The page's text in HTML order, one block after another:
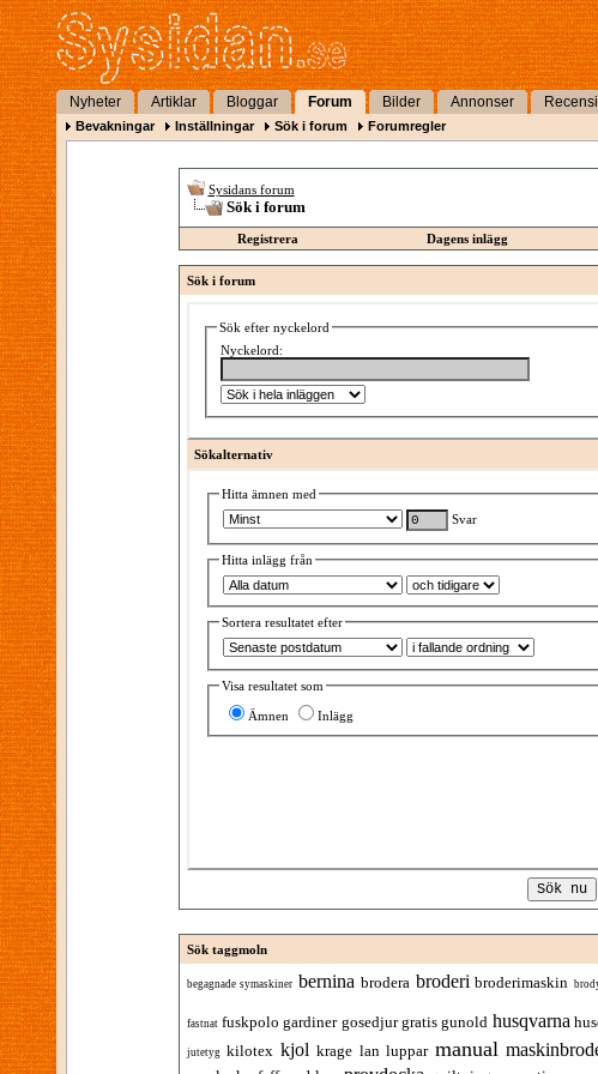
Nyheter Artiklar Bloggar Forum Bilder Annonser
Bevakningar Inställningar Sök i forum Forumregler
Sysidans forum
Sök i forum
Registrera
Dagens inlägg
Sök i forum
Sök efter nyckelord
Nyckelord:
Sökalternativ
Hitta ämnen med
Svar
Hitta inlägg från
Sortera resultatet efter
Visa resultatet som
Ämnen Inlägg
Sök taggmoln
begagnade symaskiner bernina brodera broderi broderimaskin
fastnat fuskpolo gardiner gosedjur gratis gunold husqvarna
jutetyg kilotex kjol krage lan luppar manual